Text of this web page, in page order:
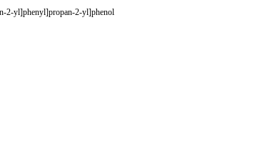
2-yl]phenyl]propan-2-yl]phenol